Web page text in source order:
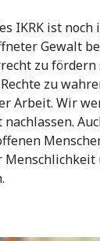
IKRK ist
Gewalt
zu
zu
Arbeit. Wir